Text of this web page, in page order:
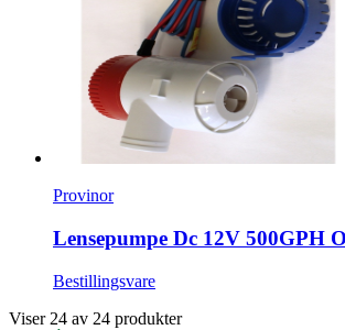
Provinor
Lensepumpe Dc 12V 500GPH
Bestillingsvare
Viser 24 av 24 produkter